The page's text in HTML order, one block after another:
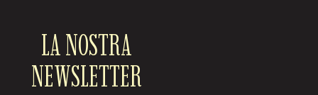
LA NOSTRA
NEWSLETTER